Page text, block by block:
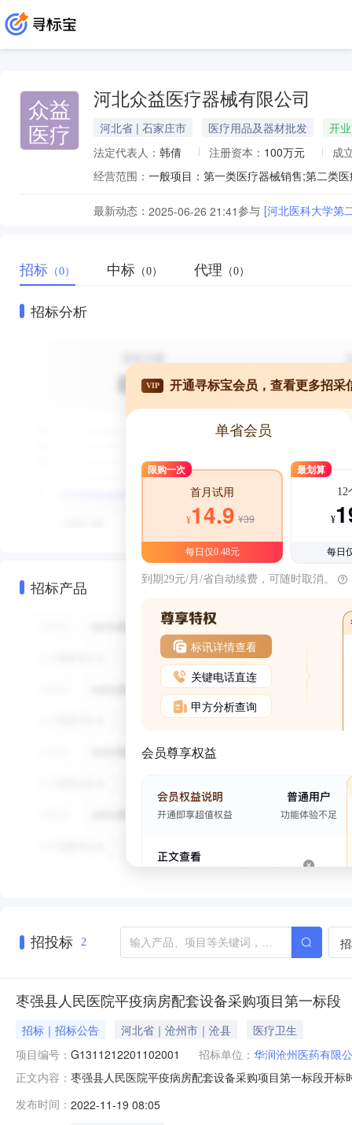
众益
医疗
河北众益医疗器械有限公司
河北省 | 石家庄市 医疗用品及器材批发
开业
法定代表人： 韩倩 注册资本： 100万元
成
经营范围：
最新动态： 2025-06-26 21:41参与 [河北医科大学第
招标 （0） 中标 （0） 代理 （0）
招标分析
招标产品
VIP 开通寻标宝会员，查看更多招采
单省会员
限购一次
首月试用
¥14.9 ¥39
每日仅0.48元
最划算
12
¥
每日
到期29元/月/省自动续费，可随时取消。
标讯详情查看
关键电话直连
甲方分析查询
会员尊享权益
招投标 2
枣强县人民医院平疫病房配套设备采购项目第一标段
招标｜招标公告 河北省｜沧州市｜沧县
医疗卫生
项目编号： G1311212201102001 招标单位： 华润沧州医药有限
正文内容： 枣强县人民医院平疫病房配套设备采购项目第一标段开
12492000按甲方指定日历天投标单位资质响应招标文件
发布时间： 2022-11-19 08:05